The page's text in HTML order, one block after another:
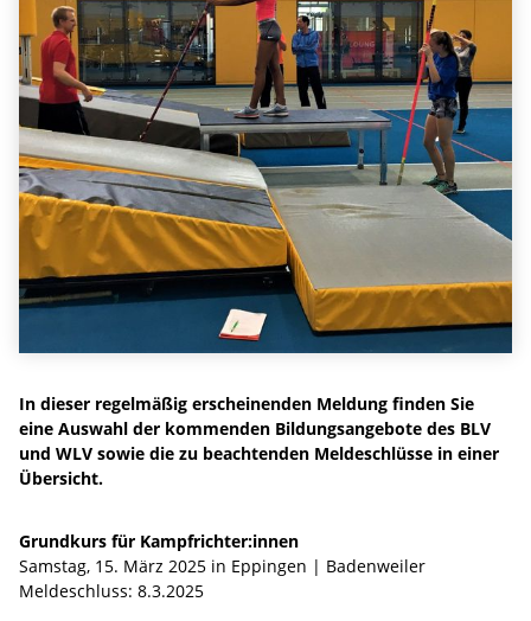
In dieser regelmäßig erscheinenden Meldung finden Sie
eine Auswahl der kommenden Bildungsangebote des BLV
und WLV sowie die zu beachtenden Meldeschlüsse in einer
Übersicht.
Grundkurs für Kampfrichter:innen
Samstag, 15. März 2025 in Eppingen | Badenweiler
Meldeschluss: 8.3.2025